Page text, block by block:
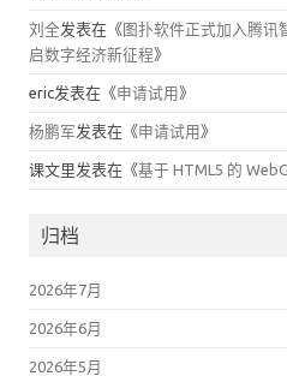
刘全发表在《图扑软件正式加入腾讯
启数字经济新征程》
eric发表在《申请试用》
杨鹏军发表在《申请试用》
课文里发表在《基于 HTML5 的
归档
2026年7月
2026年6月
2026年5月